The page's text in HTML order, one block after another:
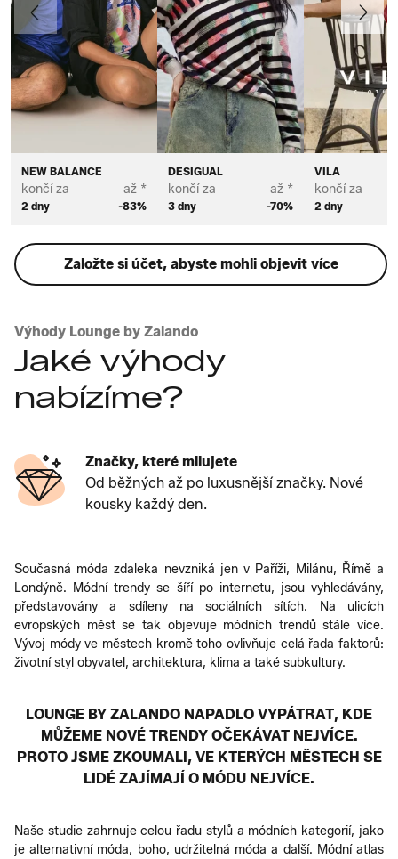
NEW BALANCE
končí za
2 dny
až *
-83%
DESIGUAL
končí za
3 dny
až *
-70%
VILA
končí za
2 dny
Předchozí Další
Založte si účet, abyste mohli objevit více
Výhody Lounge by Zalando
Jaké výhody
nabízíme?
Značky, které milujete
Od běžných až po luxusnější značky. Nové
kousky každý den.
Současná móda zdaleka nevzniká jen v Paříži, Milánu, Římě a
Londýně. Módní trendy se šíří po internetu, jsou vyhledávány,
představovány a sdíleny na sociálních sítích. Na ulicích
evropských měst se tak objevuje módních trendů stále více.
Vývoj módy ve městech kromě toho ovlivňuje celá řada faktorů:
životní styl obyvatel, architektura, klima a také subkultury.
LOUNGE BY ZALANDO NAPADLO VYPÁTRAT, KDE
MŮŽEME NOVÉ TRENDY OČEKÁVAT NEJVÍCE.
PROTO JSME ZKOUMALI, VE KTERÝCH MĚSTECH SE
LIDÉ ZAJÍMAJÍ O MÓDU NEJVÍCE.
Naše studie zahrnuje celou řadu stylů a módních kategorií, jako
je alternativní móda, boho, udržitelná móda a další. Módní atlas